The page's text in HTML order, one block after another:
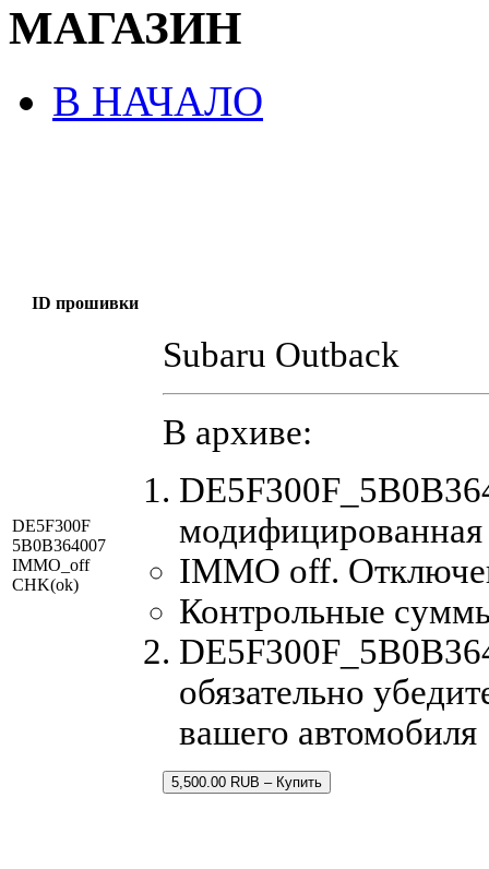
МАГАЗИН
В НАЧАЛО
ID прошивки
DE5F300F
5B0B364007
IMMO_off
CHK(ok)
Subaru Outback
В архиве:
IMMO off.
Контрольные
обязательно
вашего автомобиля
5,500.00 RUB – Купить